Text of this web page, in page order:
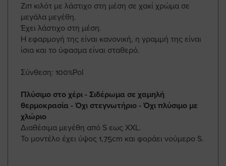
Ζιπ κιλότ με λάστιχο στη μέση σε χακί χρώμα σε
μεγάλα μεγέθη.
Έχει λάστιχο στη μέση.
Η εφαρμογή της είναι κανονική, η γραμμή της είναι
ίσια και το ύφασμα είναι σταθερό.
Σύνθεση: 100%Pol
Πλύσιμο στο χέρι - Σιδέρωμα σε χαμηλή
θερμοκρασία - Όχι στεγνωτήριο - Όχι πλύσιμο με
χλώριο
Διαθέσιμα μεγέθη από S εως XXL.
Το μοντέλο έχει ύψος 1,75cm και φοράει νούμερο S.